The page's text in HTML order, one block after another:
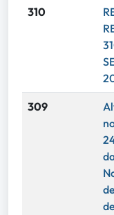
310
309